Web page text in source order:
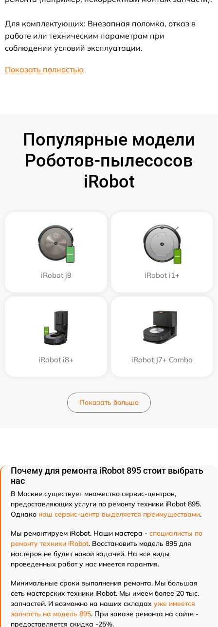
Для комплектующих: Внезапная поломка, отказ в
работе или техническим параметрам при
соблюдении условий эксплуатации.
Показать полностью
Популярные модели
Роботов-пылесосов
iRobot
iRobot j9 iRobot i1+
iRobot i8+ iRobot J7+ Combo
Показать больше
Почему для ремонта iRobot 895 стоит выбрать
нас
В Москве существует множество сервис-центров,
предоставляющих услуги по ремонту техники iRobot 895.
Однако наш сервис-центр выделяется преимуществами.
Мы ремонтируем iRobot. Наши мастера - специалисты по
ремонту техники iRobot. Восстановить модель 895 для
мастеров не будет новой задачей. На все виды
проведенных работ у нас имеется гарантия.
Минимальные сроки выполнения ремонта. Мы большая
сеть мастерских техники iRobot. Мы имеем более 20 тыс.
запчастей. И возможно на наших складах уже имеется
запчасть на модель 895. При заказе ремонта на сайте -
предоставляется скидка -25%.